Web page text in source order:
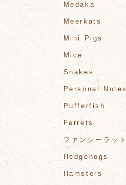
Medaka
Meerkats
Mini Pigs
Mice
Snakes
Personal Notes
Pufferfish
Ferrets
ファンシーラット
Hedgehogs
Hamsters